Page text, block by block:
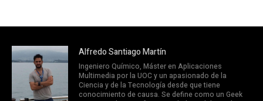
Alfredo Santiago Martín
Ingeniero Químico, Máster en Aplicaciones
Multimedia por la UOC y un apasionado de la
Ciencia y de la Tecnología desde que tiene
conocimiento de causa. Se define como un Geek